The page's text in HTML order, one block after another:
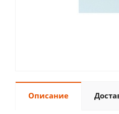
Описание